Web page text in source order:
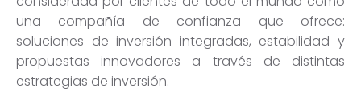
una compañía de confianza que ofrece:
soluciones de inversión integradas, estabilidad y
propuestas innovadores a través de distintas
estrategias de inversión.